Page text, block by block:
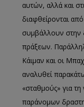
αυτών, αλλά και
διαφθείρονται
συμβάλλουν στην
πράξεων.
Κάιμαν και οι
αναλυθεί
«σταθμούς» για
παράνομων